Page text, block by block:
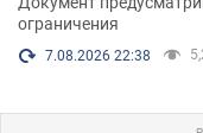
ограничения
7.08.2026 22:38